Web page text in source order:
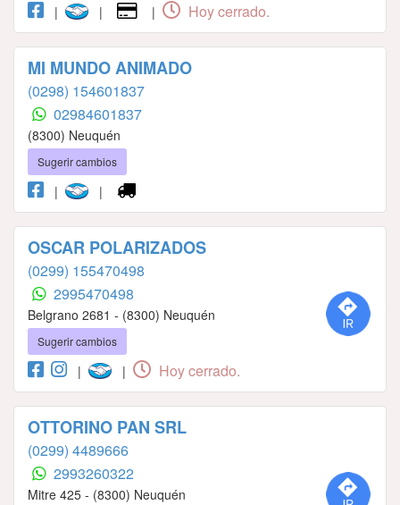
| | | Hoy cerrado.
MI MUNDO ANIMADO
(0298) 154601837
02984601837
(8300) Neuquén
Sugerir cambios
| |
OSCAR POLARIZADOS
(0299) 155470498
2995470498
Belgrano 2681 - (8300) Neuquén
Sugerir cambios
| | Hoy cerrado.
OTTORINO PAN SRL
(0299) 4489666
2993260322
Mitre 425 - (8300) Neuquén